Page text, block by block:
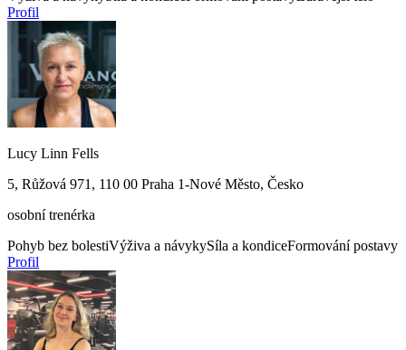
Profil
Lucy Linn Fells
5, Růžová 971, 110 00 Praha 1-Nové Město, Česko
osobní trenérka
Pohyb bez bolestiVýživa a návykySíla a kondiceFormování postavy
Profil